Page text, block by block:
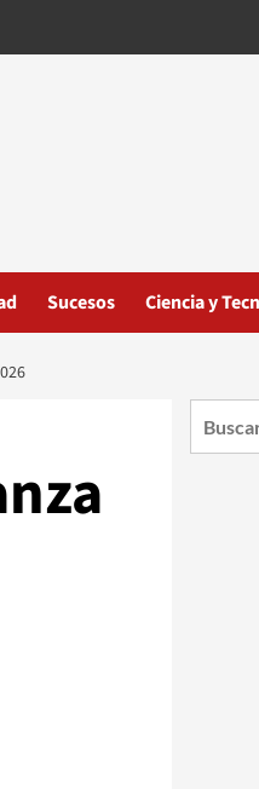
Sucesos Ciencia y